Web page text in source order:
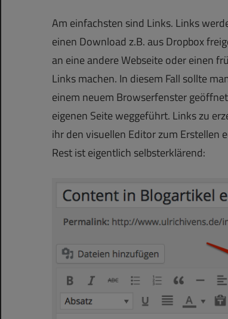
Am einfachsten sind Links. Links
einen Download z.B. aus Dropbox
an eine andere Webseite oder einen
Links machen. In diesem Fall sollte
einem neuem Browserfenster
eigenen Seite weggeführt. Links zu
ihr den visuellen Editor zum Erstellen
Rest ist eigentlich selbsterklärend: